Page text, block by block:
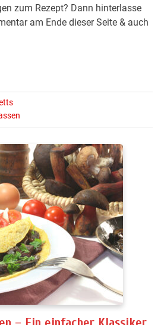
zum Rezept? Dann hinterlasse
am Ende dieser Seite & auch